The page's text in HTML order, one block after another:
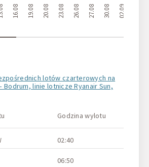
16.08 19.08 20.08 23.08 26.08 27.08 30.08 02.09
lotów czarterowych na
Bodrum, linie lotnicze Ryanair Sun,
Godzina wylotu
02:40
06:50